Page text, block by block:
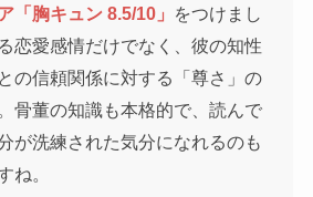
「胸キュン 8.5/10」
をつけまし
恋愛感情だけでなく、彼の知性
の信頼関係に対する「尊さ」の
骨董の知識も本格的で、読んで
が洗練された気分になれるのも
ね。